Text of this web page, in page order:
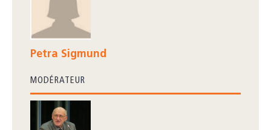
Petra Sigmund
MODÉRATEUR